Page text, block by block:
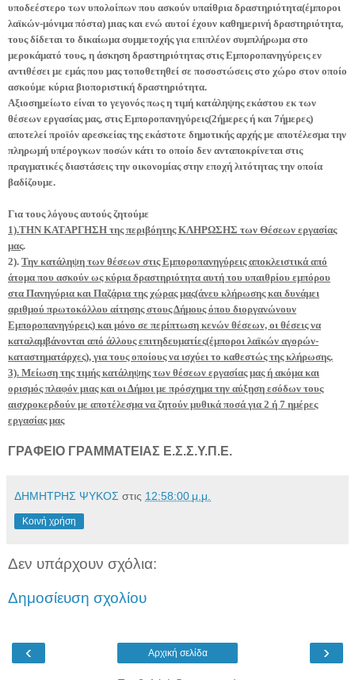
υποδεέστερο των υπολοίπων που ασκούν υπαίθρια δραστηριότητα(έμποροι
λαϊκών-μόνιμα πόστα) μιας και ενώ αυτοί έχουν καθημερινή δραστηριότητα,
τους δίδεται το δικαίωμα συμμετοχής για επιπλέον συμπλήρωμα στο
μεροκάματό τους, η άσκηση δραστηριότητας στις Εμποροπανηγύρεις εν
αντιθέσει με εμάς που μας τοποθετηθεί σε ποσοστώσεις στο χώρο στον οποίο
ασκούμε κύρια βιοποριστική δραστηριότητα.
Αξιοσημείωτο είναι το γεγονός πως η τιμή κατάληψης εκάστου εκ των
θέσεων εργασίας μας, στις Εμποροπανηγύρεις(2ήμερες ή και 7ήμερες)
αποτελεί προϊόν αρεσκείας της εκάστοτε δημοτικής αρχής με αποτέλεσμα την
πληρωμή υπέρογκων ποσών κάτι το οποίο δεν ανταποκρίνεται στις
πραγματικές διαστάσεις την οικονομίας στην εποχή λιτότητας την οποία
βαδίζουμε.
Για τους λόγους αυτούς ζητούμε
1).ΤΗΝ ΚΑΤΑΡΓΗΣΗ της περιβόητης ΚΛΗΡΩΣΗΣ των Θέσεων εργασίας
μας.
2). Την κατάληψη των θέσεων στις Εμποροπανηγύρεις αποκλειστικά από
άτομα που ασκούν ως κύρια δραστηριότητα αυτή του υπαιθρίου εμπόρου
στα Πανηγύρια και Παζάρια της χώρας μας(άνευ κλήρωσης και δυνάμει
αριθμού πρωτοκόλλου αίτησης στους Δήμους όπου διοργανώνουν
Εμποροπανηγύρεις) και μόνο σε περίπτωση κενών θέσεων, οι θέσεις να
καταλαμβάνονται από άλλους επιτηδευματίες(έμποροι λαϊκών αγορών-
καταστηματάρχες), για τους οποίους να ισχύει το καθεστώς της κλήρωσης.
3). Μείωση της τιμής κατάληψης των θέσεων εργασίας μας ή ακόμα και
ορισμός πλαφόν μιας και οι Δήμοι με πρόσχημα την αύξηση εσόδων τους
αισχροκερδούν με αποτέλεσμα να ζητούν μυθικά ποσά για 2 ή 7 ημέρες
εργασίας μας
ΓΡΑΦΕΙΟ ΓΡΑΜΜΑΤΕΙΑΣ Ε.Σ.Σ.Υ.Π.Ε.
ΔΗΜΗΤΡΗΣ ΨΥΚΟΣ στις 12:58:00 μ.μ.
Κοινή χρήση
Δεν υπάρχουν σχόλια:
Δημοσίευση σχολίου
‹ ›
Αρχική σελίδα